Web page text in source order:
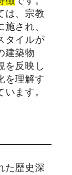
は、宗教
され、
タイルが
建築物
を反映し
を理解す
ます。
た歴史深